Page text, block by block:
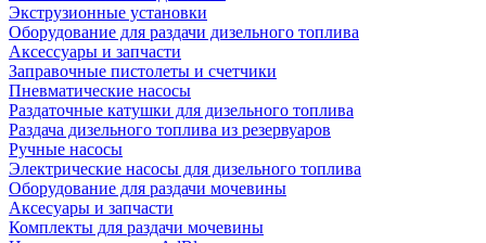
Экструзионные установки
Оборудование для раздачи дизельного топлива
Аксессуары и запчасти
Заправочные пистолеты и счетчики
Пневматические насосы
Раздаточные катушки для дизельного топлива
Раздача дизельного топлива из резервуаров
Ручные насосы
Электрические насосы для дизельного топлива
Оборудование для раздачи мочевины
Аксесуары и запчасти
Комплекты для раздачи мочевины